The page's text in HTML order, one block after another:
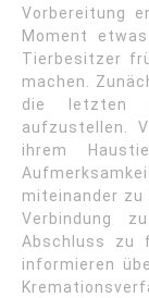
Vorbereitung
Moment
Tierbesitzer
machen.
die letzten
aufzustellen.
ihrem
miteinander zu
Verbindung
Abschluss zu
informieren